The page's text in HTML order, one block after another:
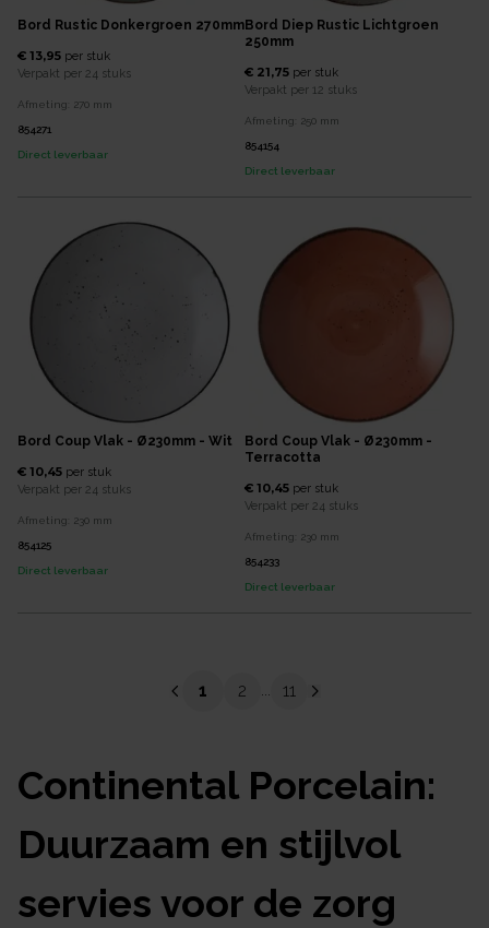
Bord Rustic Donkergroen 270mm
€ 13,95 per stuk
Verpakt per 24 stuks
Afmeting: 270 mm
854271
Direct leverbaar
Bord Diep Rustic Lichtgroen
250mm
€ 21,75 per stuk
Verpakt per 12 stuks
Afmeting: 250 mm
854154
Direct leverbaar
Bord Coup Vlak - Ø230mm - Wit
€ 10,45 per stuk
Verpakt per 24 stuks
Afmeting: 230 mm
854125
Direct leverbaar
Bord Coup Vlak - Ø230mm -
Terracotta
€ 10,45 per stuk
Verpakt per 24 stuks
Afmeting: 230 mm
854233
Direct leverbaar
1 2 ... 11
Continental Porcelain:
Duurzaam en stijlvol
servies voor de zorg